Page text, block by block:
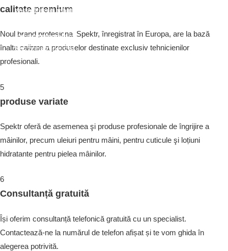
Compoziția ojei semipermanente include particule dinamice
VEZI PRODUSE
noi suntem durabilitatea; noi suntem calitatea; noi suntem
DESPRE NOI
peste 150 de nuanțe complexe de înaltă performanță și calitate.
VEZI PRODUSE
calitate premium
Noul brand profesional Spektr, înregistrat în Europa, are la bază
înalta calitate a produselor destinate exclusiv tehnicienilor
profesionali.
5
produse variate
Spektr oferă de asemenea şi produse profesionale de îngrijire a
mâinilor, precum uleiuri pentru mâini, pentru cuticule şi loțiuni
hidratante pentru pielea mâinilor.
6
Consultanță gratuită
Își oferim consultanță telefonică gratuită cu un specialist.
Contactează-ne la numărul de telefon afișat și te vom ghida în
alegerea potrivită.